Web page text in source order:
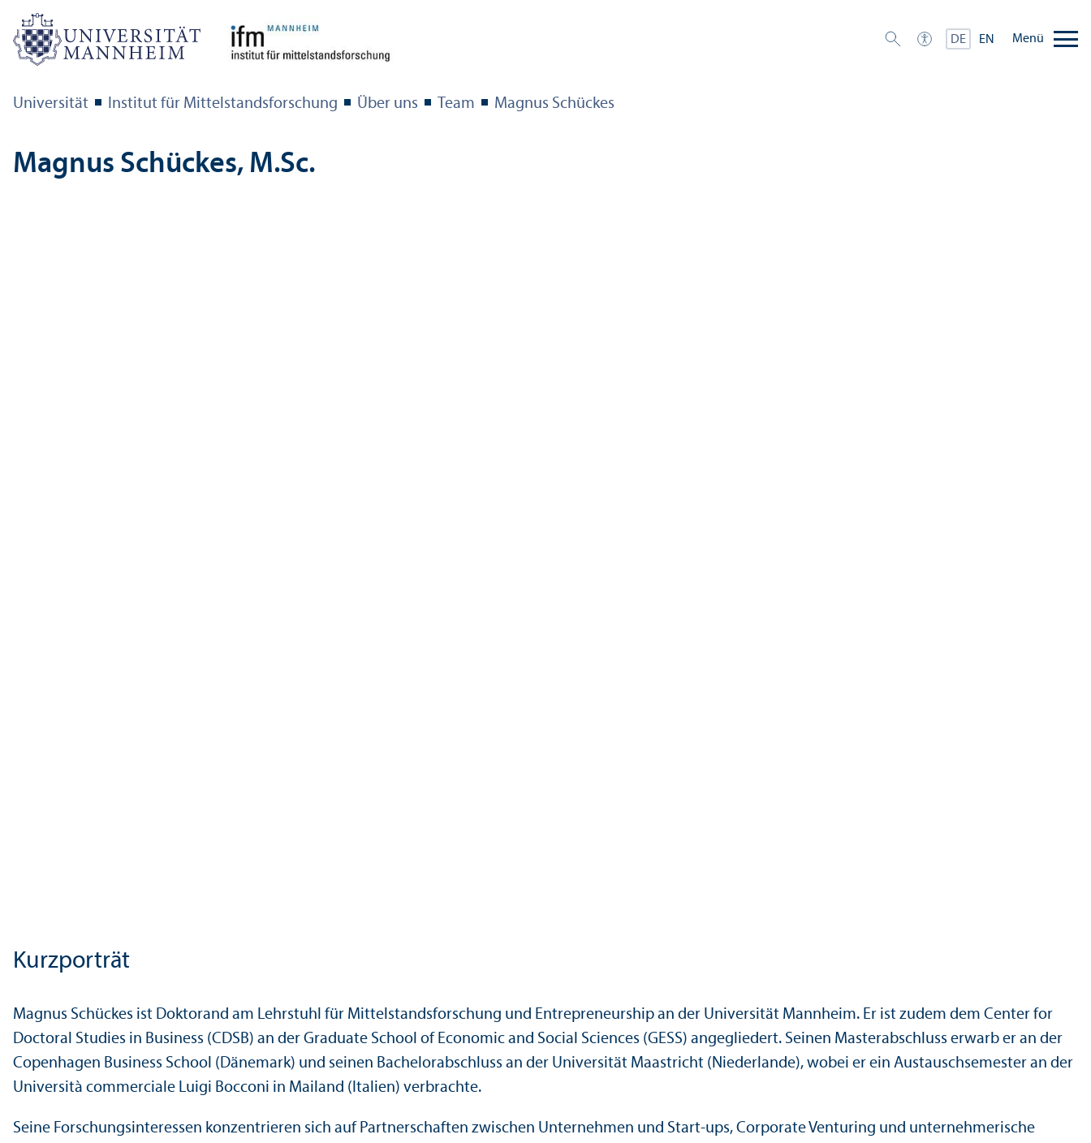
DE EN Menü
Universität Institut für Mittelstandsforschung Über uns Team Magnus Schückes
Magnus Schückes, M.Sc.
Kurzporträt
Magnus Schückes ist Doktorand am Lehr­stuhl für Mittelstandsforschung und Entrepreneur­ship an der Universität Mannheim. Er ist zudem dem Center for
Doctoral Studies in Business (CDSB) an der Graduate School of Economic and Social Sciences (GESS) angegliedert. Seinen Master­abschluss erwarb er an der
Copenhagen Business School (Dänemark) und seinen Bachelor­abschluss an der Universität Maastricht (Niederlande), wobei er ein Austauschsemester an der
Università commerciale Luigi Bocconi in Mailand (Italien) verbrachte.
Seine Forschungs­interessen konzentrieren sich auf Partner­schaften zwischen Unter­nehmen und Start-ups, Corporate Venturing und unter­nehmerische